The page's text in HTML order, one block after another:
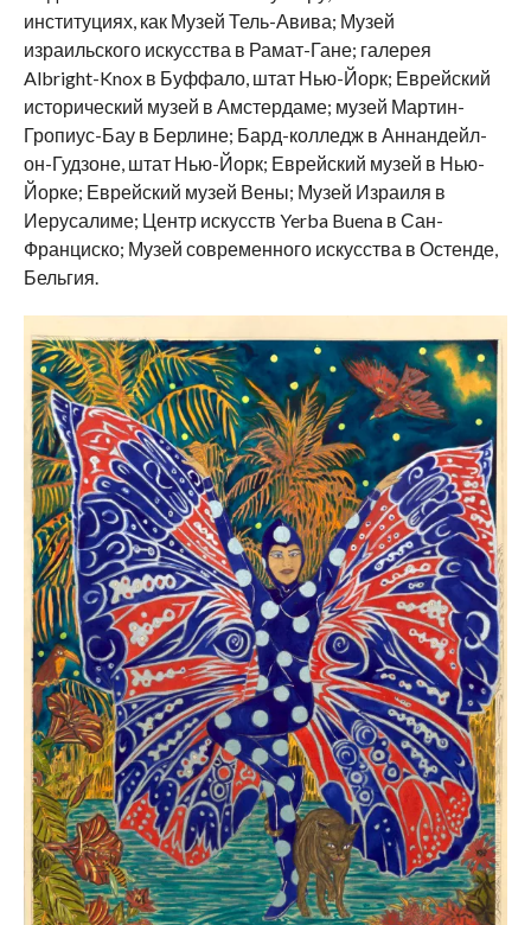
институциях, как Музей Тель-Авива; Музей
израильского искусства в Рамат-Гане; галерея
Albright-Knox в Буффало, штат Нью-Йорк; Еврейский
исторический музей в Амстердаме; музей Мартин-
Гропиус-Бау в Берлине; Бард-колледж в Аннандейл-
он-Гудзоне, штат Нью-Йорк; Еврейский музей в Нью-
Йорке; Еврейский музей Вены; Музей Израиля в
Иерусалиме; Центр искусств Yerba Buena в Сан-
Франциско; Музей современного искусства в Остенде,
Бельгия.